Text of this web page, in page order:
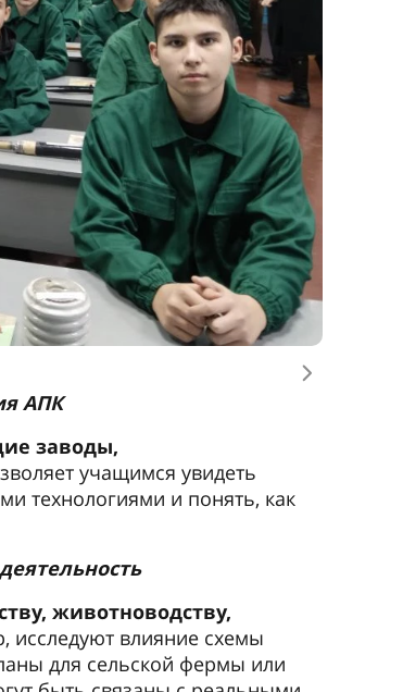
Следующее
АПК
заводы,
учащимся увидеть
технологиями и понять, как
животноводству,
исследуют влияние схемы
для сельской фермы или